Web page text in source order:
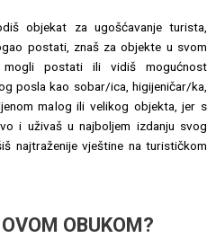
objekat za ugošćavanje turista,
postati, znaš za objekte u svom
postati ili vidiš mogućnost
posla kao sobar/ica, higijeničar/ka,
malog ili velikog objekta, jer s
i uživaš u najboljem izdanju svog
najtraženije vještine na turističkom
OBUKOM?